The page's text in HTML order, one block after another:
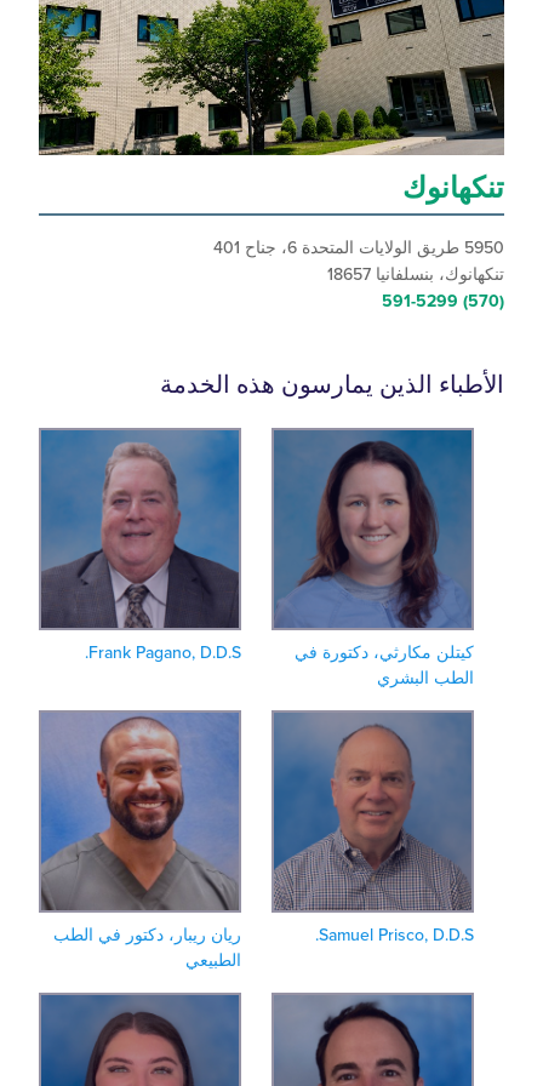
بنسلفانيا 18657
الذين يمارسون هذه الخدمة
مكارثي، دكتورة في
البشري
Frank Pagano, D.D.S.
Samuel Prisco,
ريان ريبار، دكتور في الطب